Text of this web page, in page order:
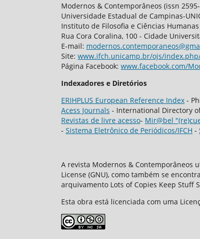
Modernos & Contemporâneos (issn
Universidade Estadual de Campinas-
Instituto de Filosofia e Ciências Humanas
Rua Cora Coralina, 100 - Cidade
E-mail:
Site: www.ifch.unicamp.br/ojs/
Página Facebook: www.facebook.com/
Indexadores e Diretórios
ERIHPLUS European Reference Index -
Acess Journals - International Directory
Revistas de livre acesso- Mir@bel
- Sistema Eletrônico de Periódicos/IFCH -
A revista Modernos & Contemporâneos
License (GNU), como também se
arquivamento Lots of Copies Keep Stuff
Esta obra está licenciada com uma